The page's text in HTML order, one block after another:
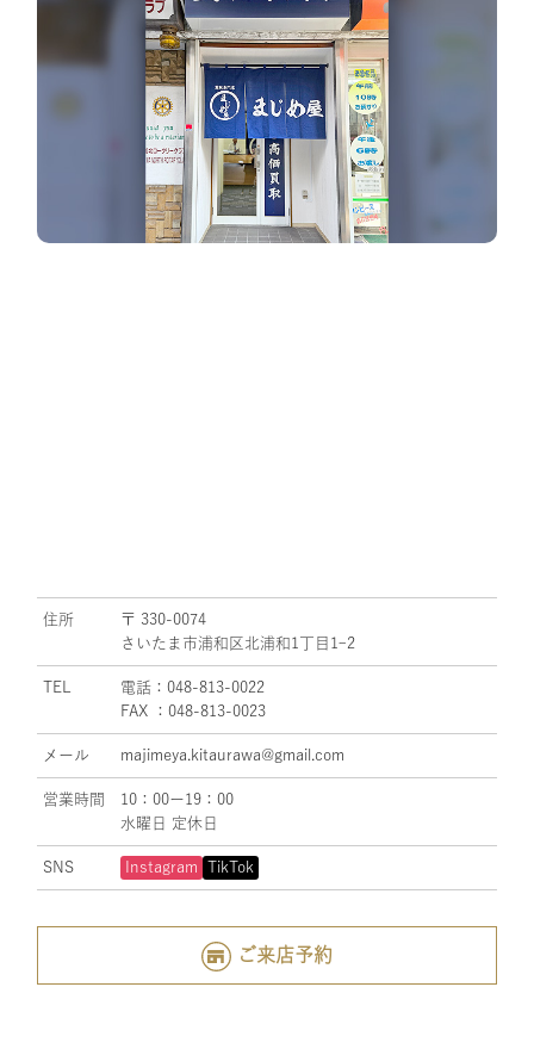
住所
〒 330-0074
さいたま市浦和区北浦和1丁目1ｰ2
TEL
電話：048-813-0022
FAX ：048-813-0023
メール majimeya.kitaurawa@gmail.com
営業時間
10：00ー19：00
水曜日 定休日
SNS Instagram TikTok
ご来店予約